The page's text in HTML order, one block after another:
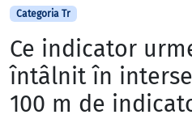
Categoria Tr
Ce indicator
întâlnit în
100 m de